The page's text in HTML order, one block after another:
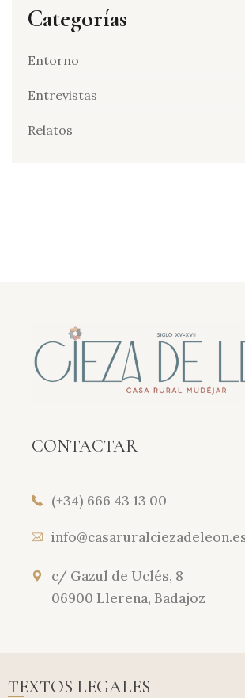
Categorías
Entorno
Entrevistas
Relatos
CONTACTAR
(+34) 666 43 13 00
c/ Gazul de Uclés, 8
06900 Llerena, Badajoz
TEXTOS LEGALES